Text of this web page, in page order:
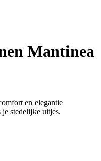
Mantinea
en elegantie
stedelijke uitjes.